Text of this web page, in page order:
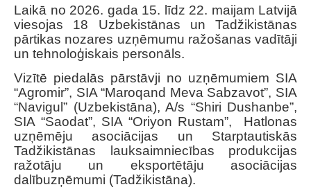
Laikā no 2026. gada 15. līdz 22. maijam Latvijā
viesojas 18 Uzbekistānas un Tadžikistānas
pārtikas nozares uzņēmumu ražošanas vadītāji
un tehnoloģiskais personāls.
Vizītē piedalās pārstāvji no uzņēmumiem SIA
“Agromir”, SIA “Maroqand Meva Sabzavot”, SIA
“Navigul” (Uzbekistāna), A/s “Shiri Dushanbe”,
SIA “Saodat”, SIA “Oriyon Rustam”,
Hatlonas
uzņēmēju asociācijas un Starptautiskās
Tadžikistānas lauksaimniecības produkcijas
ražotāju un eksportētāju asociācijas
dalībuzņēmumi (Tadžikistāna).